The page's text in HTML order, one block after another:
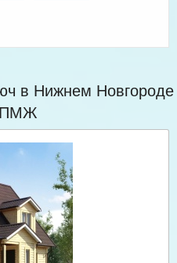
в Нижнем Новгороде